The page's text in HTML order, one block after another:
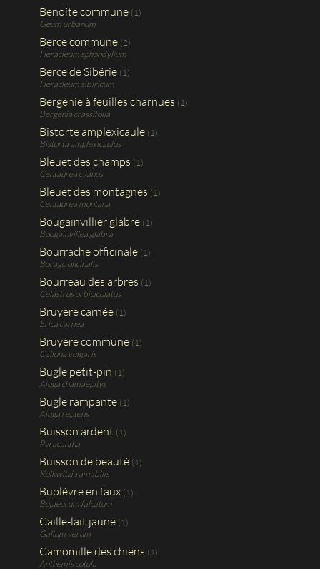
Benoîte commune (1)
Geum urbanum
Berce commune (2)
Heracleum sphondylium
Berce de Sibérie (1)
Heracleum sibiricum
Bergénie à feuilles charnues (1)
Bergenia crassifolia
Bistorte amplexicaule (1)
Bistorta amplexicaulus
Bleuet des champs (1)
Centaurea cyanus
Bleuet des montagnes (1)
Centaurea montana
Bougainvillier glabre (1)
Bougainvillea glabra
Bourrache officinale (1)
Borago oficinalis
Bourreau des arbres (1)
Celastrus orbiciculatus
Bruyère carnée (1)
Erica carnea
Bruyère commune (1)
Calluna vulgaris
Bugle petit-pin (1)
Ajuga chamaepitys
Bugle rampante (1)
Ajuga reptens
Buisson ardent (1)
Pyracantha
Buisson de beauté (1)
Kolkwitzia amabilis
Buplèvre en faux (1)
Bupleurum falcatum
Caille-lait jaune (1)
Galium verum
Camomille des chiens (1)
Anthemis cotula